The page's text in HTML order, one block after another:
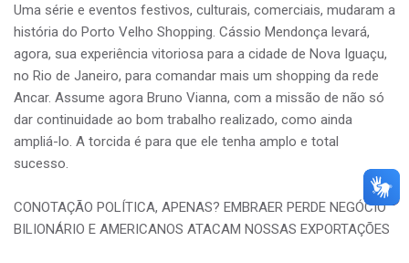
Uma série e eventos festivos, culturais, comerciais, mudaram a
história do Porto Velho Shopping. Cássio Mendonça levará,
agora, sua experiência vitoriosa para a cidade de Nova Iguaçu,
no Rio de Janeiro, para comandar mais um shopping da rede
Ancar. Assume agora Bruno Vianna, com a missão de não só
dar continuidade ao bom trabalho realizado, como ainda
ampliá-lo. A torcida é para que ele tenha amplo e total
sucesso.
CONOTAÇÃO POLÍTICA, APENAS? EMBRAER PERDE NEGÓCIO
BILIONÁRIO E AMERICANOS ATACAM NOSSAS EXPORTAÇÕES